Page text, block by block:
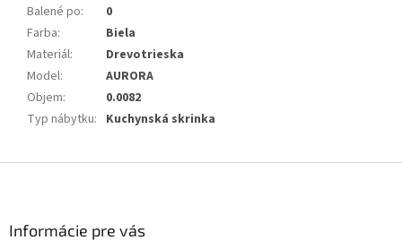
Balené po:
0
Farba:
Biela
Materiál:
Drevotrieska
Model:
AURORA
Objem:
0.0082
Typ nábytku: Kuchynská skrinka
Informácie pre vás